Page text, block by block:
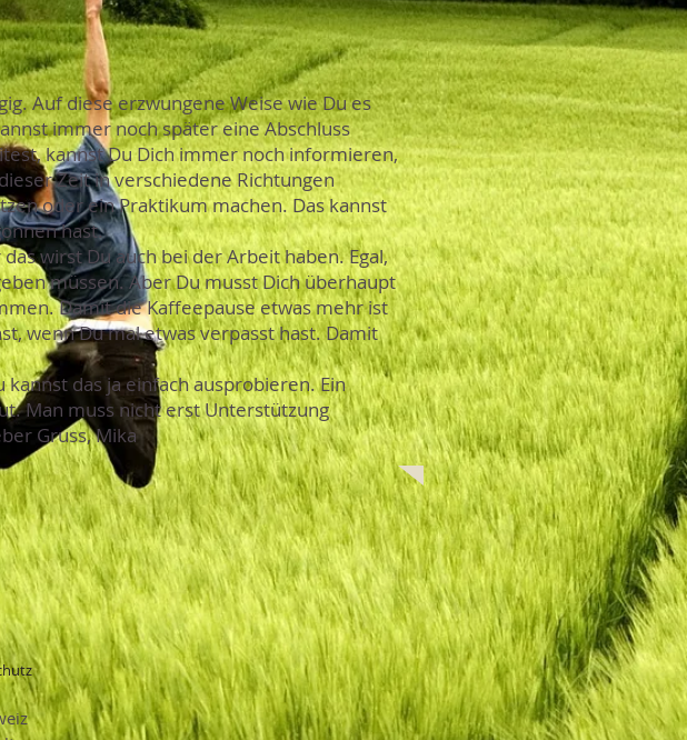
Auf diese erzwungene Weise wie Du es
immer noch später eine Abschluss
kannst Du Dich immer noch informieren,
Zeit in verschiedene Richtungen
oder ein Praktikum machen. Das kannst
hast.
wirst Du auch bei der Arbeit haben. Egal,
müssen. Aber Du musst Dich überhaupt
Damit die Kaffeepause etwas mehr ist
wenn Du mal etwas verpasst hast. Damit
das ja einfach ausprobieren. Ein
Man muss nicht erst Unterstützung
Gruss, Mika